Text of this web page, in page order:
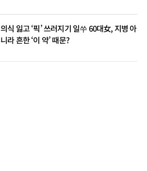
의식 잃고 ‘픽’ 쓰러지기 일쑤 60대女, 지병 아
니라 흔한 ‘이 약’ 때문?